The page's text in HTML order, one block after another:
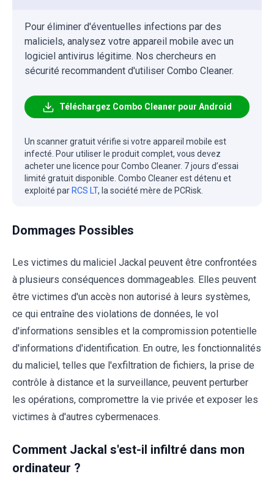
Pour éliminer d'éventuelles infections par des
maliciels, analysez votre appareil mobile avec un
logiciel antivirus légitime. Nos chercheurs en
sécurité recommandent d'utiliser Combo Cleaner.
Téléchargez Combo Cleaner pour Android
Un scanner gratuit vérifie si votre appareil mobile est
infecté. Pour utiliser le produit complet, vous devez
acheter une licence pour Combo Cleaner. 7 jours d’essai
limité gratuit disponible. Combo Cleaner est détenu et
exploité par RCS LT, la société mère de PCRisk.
Dommages Possibles
Les victimes du maliciel Jackal peuvent être confrontées
à plusieurs conséquences dommageables. Elles peuvent
être victimes d'un accès non autorisé à leurs systèmes,
ce qui entraîne des violations de données, le vol
d'informations sensibles et la compromission potentielle
d'informations d'identification. En outre, les fonctionnalités
du maliciel, telles que l'exfiltration de fichiers, la prise de
contrôle à distance et la surveillance, peuvent perturber
les opérations, compromettre la vie privée et exposer les
victimes à d'autres cybermenaces.
Comment Jackal s'est-il infiltré dans mon
ordinateur ?